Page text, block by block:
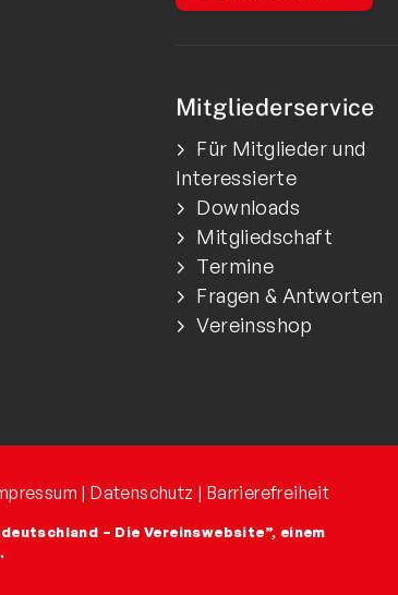
Mitgliederservice
Für Mitglieder und
Interessierte
Downloads
Mitgliedschaft
Termine
Fragen & Antworten
Vereinsshop
|Datenschutz | Barrierefreiheit
– Die Vereinswebsite”, einem